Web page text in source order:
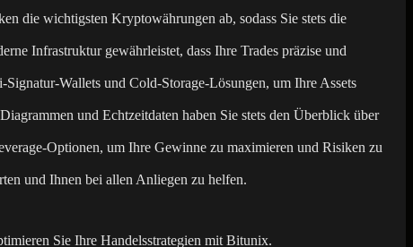
die wichtigsten Kryptowährungen ab, sodass Sie stets die
Infrastruktur gewährleistet, dass Ihre Trades präzise und
Wallets und Cold-Storage-Lösungen, um Ihre Assets
und Echtzeitdaten haben Sie stets den Überblick über
Optionen, um Ihre Gewinne zu maximieren und Risiken zu
und Ihnen bei allen Anliegen zu helfen.
Sie Ihre Handelsstrategien mit Bitunix.